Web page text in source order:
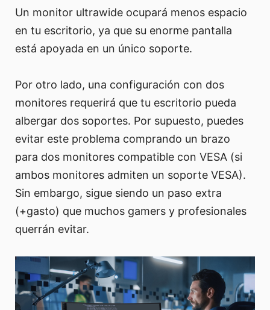
Un monitor ultrawide ocupará menos espacio
en tu escritorio, ya que su enorme pantalla
está apoyada en un único soporte.
Por otro lado, una configuración con dos
monitores requerirá que tu escritorio pueda
albergar dos soportes. Por supuesto, puedes
evitar este problema comprando un brazo
para dos monitores compatible con VESA (si
ambos monitores admiten un soporte VESA).
Sin embargo, sigue siendo un paso extra
(+gasto) que muchos gamers y profesionales
querrán evitar.